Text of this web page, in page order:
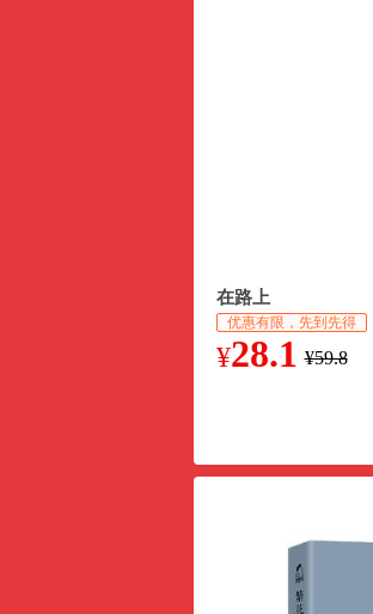
在路上
优惠有限，先到先得
¥28.1 ¥59.8